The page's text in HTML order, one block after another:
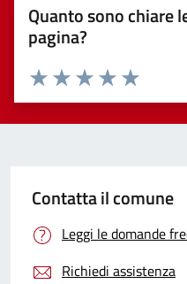
Quanto sono chiare
pagina?
Valuta 5
Valuta 4 stelle
Valuta 3 stelle su 5
Valuta 2 stelle su 5
Valuta 1 stelle su 5
Contatta il comune
Leggi le domande
Richiedi assistenza